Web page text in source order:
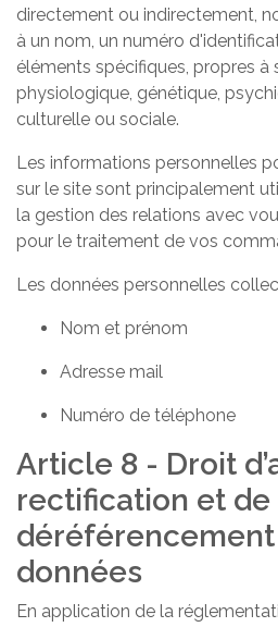
directement ou indirectement,
à un nom, un numéro
éléments spécifiques, propres à
physiologique, génétique,
culturelle ou sociale.
Les informations personnelles
sur le site sont principalement
la gestion des relations avec
pour le traitement de vos
Les données personnelles
Nom et prénom
Adresse mail
Numéro de téléphone
Article 8 - Droit
rectification et de
déréférencement
données
En application de la